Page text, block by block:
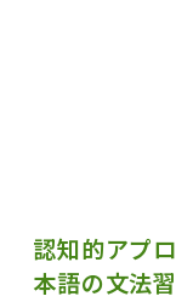
認知的アプ
本語の文法